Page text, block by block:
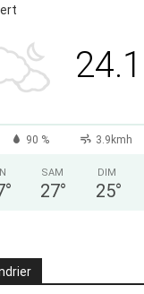
24.1
90 % 3.9kmh
°
SAM
27°
DIM
25°